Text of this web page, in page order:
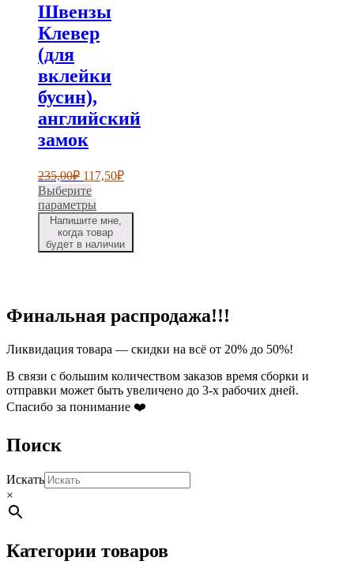
Швензы
Клевер
(для
вклейки
бусин),
английский
замок
235,00₽ Первоначальная
цена
составляла
235,00₽.
117,50₽Текущая
Выберите
параметры
товар
имеет
несколько
на
товара.
Напишите мне,
когда товар
будет в наличии
Финальная распродажа!!!
Ликвидация товара — скидки на всё от 20% до 50%!
В связи с большим количеством заказов время сборки и
отправки может быть увеличено до 3-х рабочих дней.
Спасибо за понимание ❤️
Поиск
Искать
×
Категории товаров